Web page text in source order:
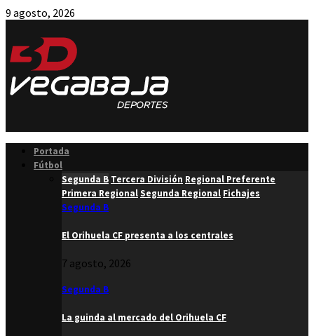
9 agosto, 2026
Portada
Fútbol
Segunda B Tercera División Regional Preferente
Primera RegionalSegunda Regional Fichajes
Segunda B
El Orihuela CF presenta a los centrales
7 agosto, 2026
Segunda B
La guinda al mercado del Orihuela CF